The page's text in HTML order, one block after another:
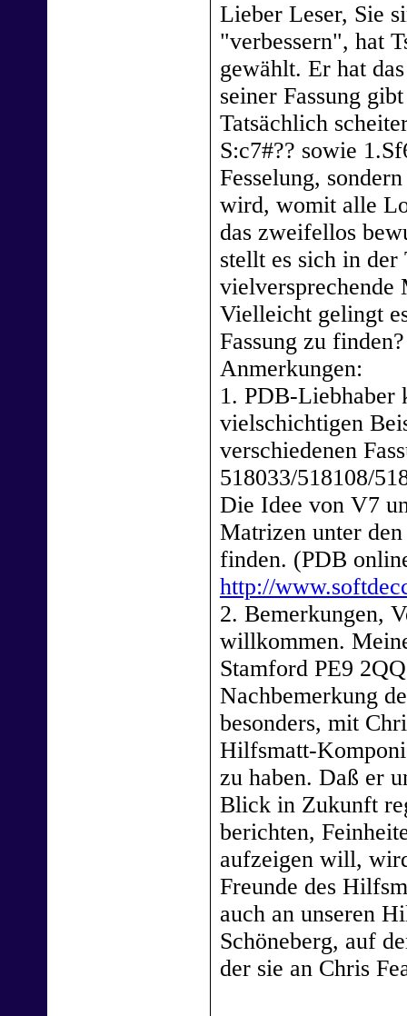
Lieber Leser, Sie
"verbessern", hat
gewählt. Er hat
seiner Fassung
Tatsächlich
S:c7#?? sowie
Fesselung,
wird, womit alle
das zweifellos
stellt es sich in der
Vielleicht gelingt
Fassung zu finden?
Anmerkungen:
1. PDB-Liebhaber
vielschichtigen
verschiedenen
518033/518108/
Die Idee von V7
Matrizen unter
finden. (PDB
http://
2. Bemerkungen,
willkommen.
Stamford PE9
Nachbemerkung
besonders, mit
Hilfsmatt-
zu haben. Daß er
Blick in Zukunft
berichten,
aufzeigen will,
Freunde des
auch an unseren
Schöneberg, auf
der sie an Chris